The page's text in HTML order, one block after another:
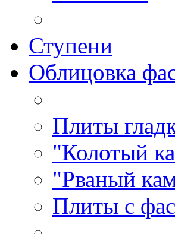
Ступени
Облицовка
Плиты
"Колотый
"Рваный
Плиты с